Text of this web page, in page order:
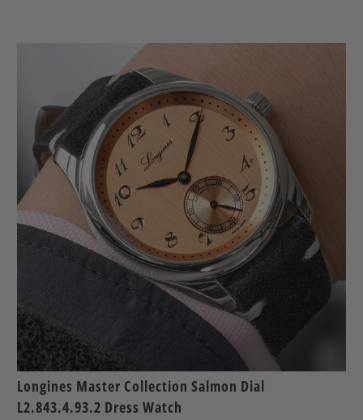
Longines Master Collection Salmon Dial
L2.843.4.93.2 Dress Watch